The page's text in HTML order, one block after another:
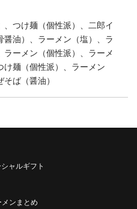
、つけ麺（個性派）、二郎イ
醤油）、ラーメン（塩）、ラ
ラーメン（個性派）、ラーメ
け麺（個性派）、ラーメン
そば（醤油）
ャルギフト
メンまとめ